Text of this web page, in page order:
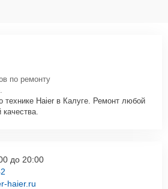
по ремонту
технике Haier в Калуге. Ремонт любой
до 20:00
haier.ru